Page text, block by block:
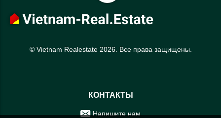
© Vietnam Realestate 2026. Все права защищены.
КОНТАКТЫ
Напишите нам